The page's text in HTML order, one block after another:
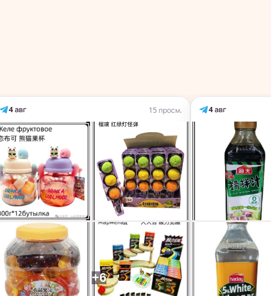
4 авг 15 просм.
+6
4 авг